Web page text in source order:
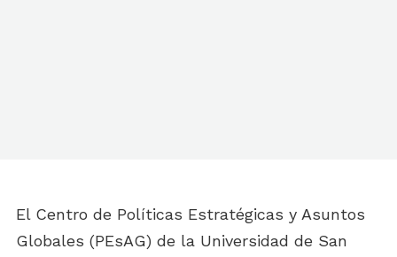
El Centro de Políticas Estratégicas y Asuntos
Globales (PEsAG) de la Universidad de San